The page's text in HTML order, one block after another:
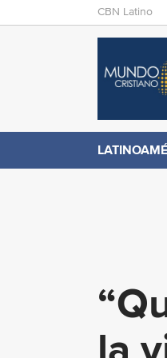
M
N
E
CBN Latino
C
B
N
.
m